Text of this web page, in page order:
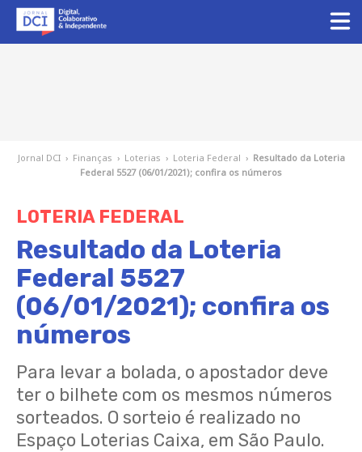
Jornal DCI › Finanças › Loterias › Loteria Federal › Resultado da Loteria
Federal 5527 (06/01/2021); confira os números
LOTERIA FEDERAL
Resultado da Loteria
Federal 5527
(06/01/2021); confira os
números
Para levar a bolada, o apostador deve
ter o bilhete com os mesmos números
sorteados. O sorteio é realizado no
Espaço Loterias Caixa, em São Paulo.